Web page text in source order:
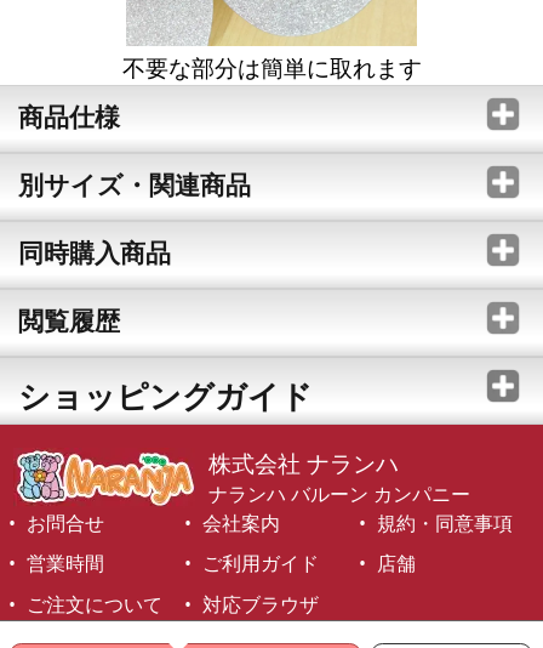
不要な部分は簡単に取れます
商品仕様
別サイズ・関連商品
同時購入商品
閲覧履歴
ショッピングガイド
株式会社 ナランハ
ナランハ バルーン カンパニー
お問合せ
会社案内
規約・同意事項
営業時間
ご利用ガイド
店舗
ご注文について
対応ブラウザ
©1999-2026 NARANJA Inc. All Rights Reserved.